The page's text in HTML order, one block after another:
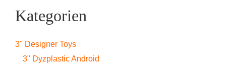
Kategorien
3" Designer Toys
3" Dyzplastic Android